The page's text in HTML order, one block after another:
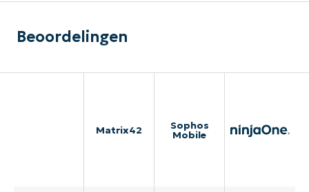
Beoordelingen
Matrix42 Sophos
Mobile